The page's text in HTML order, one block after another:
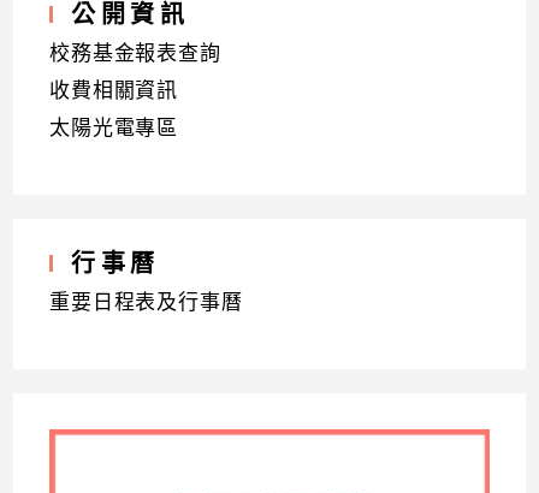
公開資訊
校務基金報表查詢
收費相關資訊
太陽光電專區
行事曆
重要日程表及行事曆